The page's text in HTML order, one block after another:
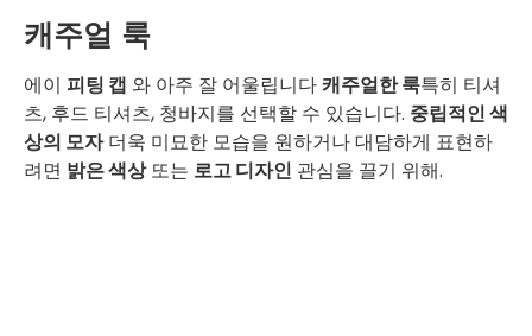
캐주얼 룩
에이 피팅 캡 와 아주 잘 어울립니다캐주얼한 룩특히 티셔
츠, 후드 티셔츠, 청바지를 선택할 수 있습니다. 중립적인 색
상의 모자더욱 미묘한 모습을 원하거나 대담하게 표현하
려면 밝은 색상또는 로고 디자인 관심을 끌기 위해.